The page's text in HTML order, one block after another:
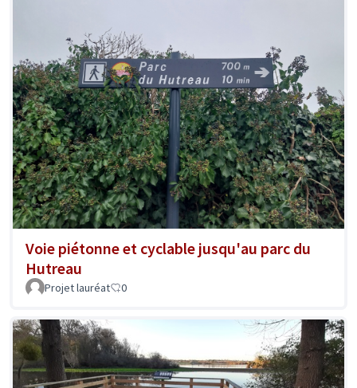
Voie piétonne et cyclable jusqu'au parc du
Hutreau
Projet lauréat 0